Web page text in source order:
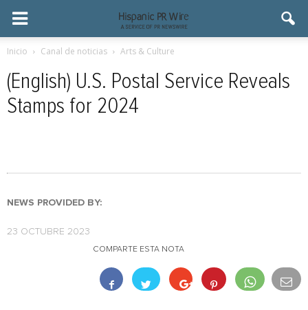
Inicio Canal de noticias Arts & Culture
(English) U.S. Postal Service Reveals
Stamps for 2024
NEWS PROVIDED BY:
23 OCTUBRE 2023
COMPARTE ESTA NOTA